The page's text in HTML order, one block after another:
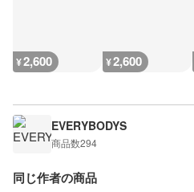
¥2,600 ¥2,600
EVERYBODYS
商品数294
同じ作者の商品